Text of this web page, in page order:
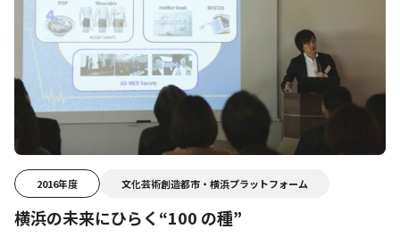
2016年度 文化芸術創造都市・横浜プラットフォーム
横浜の未来にひらく“100 の種”